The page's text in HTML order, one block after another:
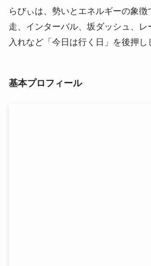
らびぃは、勢いとエネルギーの象徴
走、インターバル、坂ダッシュ、レ
入れなど「今日は行く日」を後押し
基本プロフィール